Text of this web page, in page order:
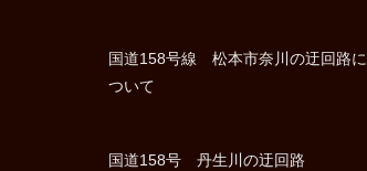
国道158号線 松本市奈川の迂回路に
ついて
国道158号 丹生川の迂回路